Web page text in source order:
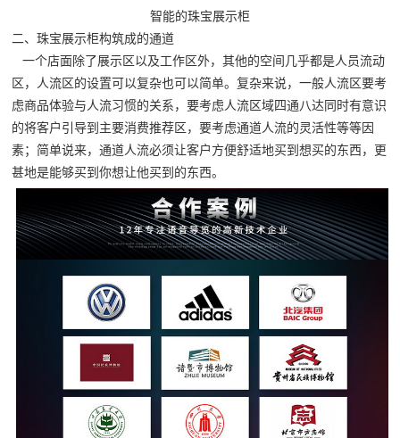
智能的珠宝展示柜
二、珠宝展示柜构筑成的通道
一个店面除了展示区以及工作区外，其他的空间几乎都是人员流动
区，人流区的设置可以复杂也可以简单。复杂来说，一般人流区要考
虑商品体验与人流习惯的关系，要考虑人流区域四通八达同时有意识
的将客户引导到主要消费推荐区，要考虑通道人流的灵活性等等因
素；简单说来，通道人流必须让客户方便舒适地买到想买的东西，更
甚地是能够买到你想让他买到的东西。